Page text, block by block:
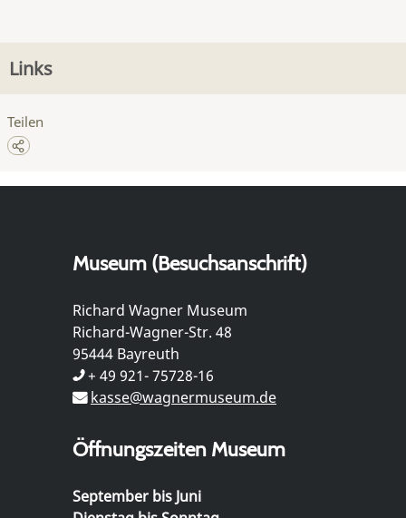
Links
Teilen
Museum (Besuchsanschrift)
Richard Wagner Museum
Richard-Wagner-Str. 48
95444 Bayreuth
+ 49 921- 75728-16
kasse@wagnermuseum.de
Öffnungszeiten Museum
September bis Juni